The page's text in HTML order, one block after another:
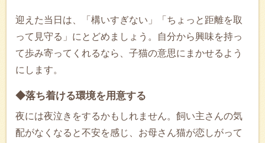
迎えた当日は、「構いすぎない」「ちょっと距離を取
って見守る」にとどめましょう。自分から興味を持っ
て歩み寄ってくれるなら、子猫の意思にまかせるよう
にします。
◆落ち着ける環境を用意する
夜には夜泣きをするかもしれません。飼い主さんの気
配がなくなると不安を感じ、お母さん猫が恋しがって